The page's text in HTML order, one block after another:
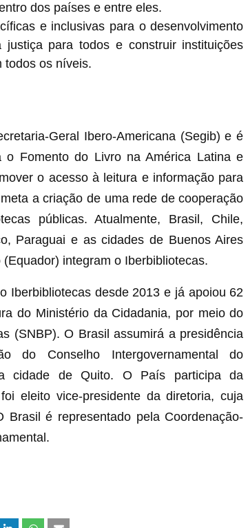
dos países e entre eles.
e inclusivas para o desenvolvimento
para todos e construir instituições
todos os níveis.
Geral Ibero-Americana (Segib) e é
o Fomento do Livro na América Latina e
o acesso à leitura e informação para
a criação de uma rede de cooperação
públicas. Atualmente, Brasil, Chile,
Paraguai e as cidades de Buenos Aires
integram o Iberbibliotecas.
Iberbibliotecas desde 2013 e já apoiou 62
do Ministério da Cidadania, por meio do
(SNBP). O Brasil assumirá a presidência
do Conselho Intergovernamental do
cidade de Quito. O País participa da
eleito vice-presidente da diretoria, cuja
é representado pela Coordenação-